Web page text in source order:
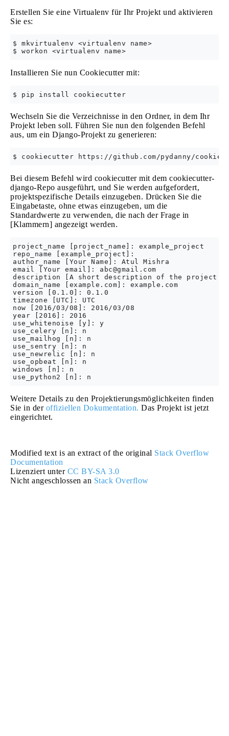
Erstellen Sie eine Virtualenv für Ihr Projekt und aktivieren
Sie es:
$ mkvirtualenv <virtualenv name>
Installieren Sie nun Cookiecutter mit:
Wechseln Sie die Verzeichnisse in den Ordner, in dem Ihr
Projekt leben soll. Führen Sie nun den folgenden Befehl
aus, um ein Django-Projekt zu generieren:
Bei diesem Befehl wird cookiecutter mit dem cookiecutter-
django-Repo ausgeführt, und Sie werden aufgefordert,
projektspezifische Details einzugeben. Drücken Sie die
Eingabetaste, ohne etwas einzugeben, um die
Standardwerte zu verwenden, die nach der Frage in
[Klammern] angezeigt werden.
project_name [project_name]: example_project
repo_name [example_project]:
author_name [Your Name]: Atul Mishra
email [Your email]: abc@gmail.com
description [A short description of the project.]:
domain_name [example.com]: example.com
version [0.1.0]: 0.1.0
timezone [UTC]: UTC
now [2016/03/08]: 2016/03/08
year [2016]: 2016
use_whitenoise [y]: y
use_celery [n]: n
use_mailhog [n]: n
use_sentry [n]: n
use_newrelic [n]: n
use_opbeat [n]: n
windows [n]: n
Weitere Details zu den Projektierungsmöglichkeiten finden
Sie in der offiziellen Dokumentation. Das Projekt ist jetzt
eingerichtet.
Modified text is an extract of the original Stack Overflow
Documentation
Lizenziert unter CC BY-SA 3.0
Nicht angeschlossen an Stack Overflow